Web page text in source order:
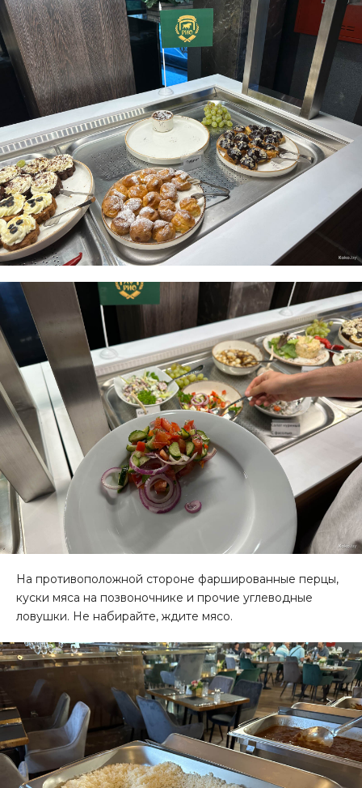
На противоположной стороне фаршированные перцы,
куски мяса на позвоночнике и прочие углеводные
ловушки. Не набирайте, ждите мясо.